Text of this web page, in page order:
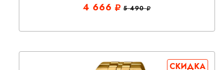
4 666 5 490
СКИДКА